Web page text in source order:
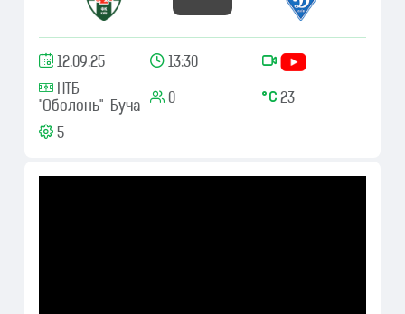
12.09.25
13:30
НТБ
"Оболонь" Буча
0 23
5